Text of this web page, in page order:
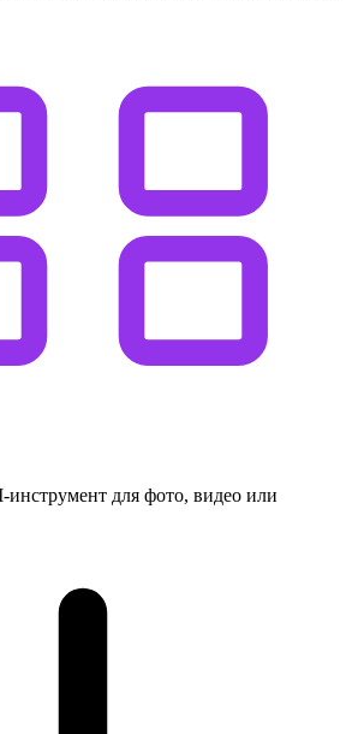
для фото, видео или